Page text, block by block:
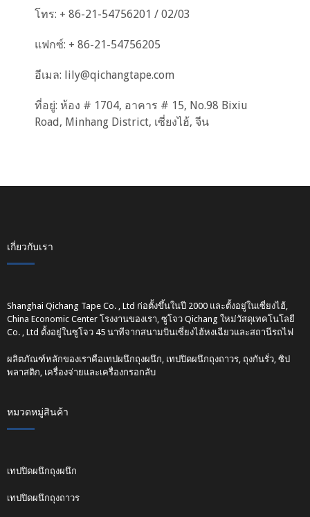
โทร: + 86-21-54756201 / 02/03
แฟกซ์: + 86-21-54756205
อีเมล: lily@qichangtape.com
ที่อยู่: ห้อง # 1704, อาคาร # 15, No.98 Bixiu
Road, Minhang District, เซี่ยงไฮ้, จีน
เกี่ยวกับเรา
Shanghai Qichang Tape Co. , Ltd ก่อตั้งขึ้นในปี 2000 และตั้งอยู่ในเซี่ยงไฮ้,
China Economic Center โรงงานของเรา, ซูโจว Qichang ใหม่วัสดุเทคโนโลยี
Co. , Ltd ตั้งอยู่ในซูโจว 45 นาทีจากสนามบินเซี่ยงไฮ้หงเฉียวและสถานีรถไฟ
ผลิตภัณฑ์หลักของเราคือเทปผนึกถุงผนึก, เทปปิดผนึกถุงถาวร, ถุงกันรั่ว, ซิป
พลาสติก, เครื่องจ่ายและเครื่องกรอกลับ
หมวดหมู่สินค้า
เทปปิดผนึกถุงผนึก
เทปปิดผนึกถุงถาวร